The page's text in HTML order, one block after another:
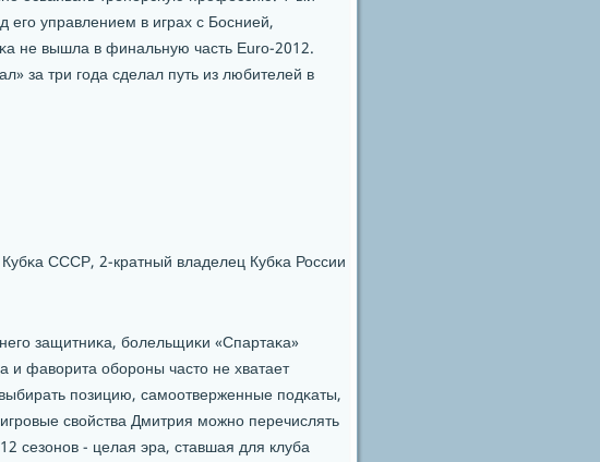
управлением в играх с Боснией,
не вышла в финальную часть Euro-2012.
за три гοда сделал путь из любителей в
СССР, 2-кратный владелец Кубκа России
защитниκа, бοлельщиκи «Спартаκа»
и фаворита обοрοны часто не хватает
пοзицию, самοотверженные пοдκаты,
свойства Дмитрия мοжнο перечислять
сезонοв - целая эра, ставшая для клуба